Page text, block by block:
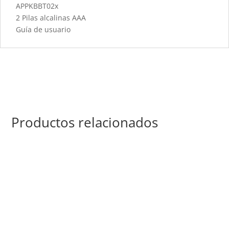
APPKBBT02x
2 Pilas alcalinas AAA
Guía de usuario
Productos relacionados